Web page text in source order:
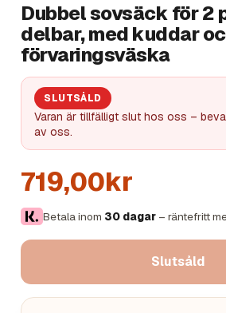
Dubbel sovsäck för 2
delbar, med kuddar
förvaringsväska
SLUTSÅLD
Varan är tillfälligt slut hos oss –
av oss.
719,00kr
Betala inom 30 dagar – räntefritt
Slutsåld